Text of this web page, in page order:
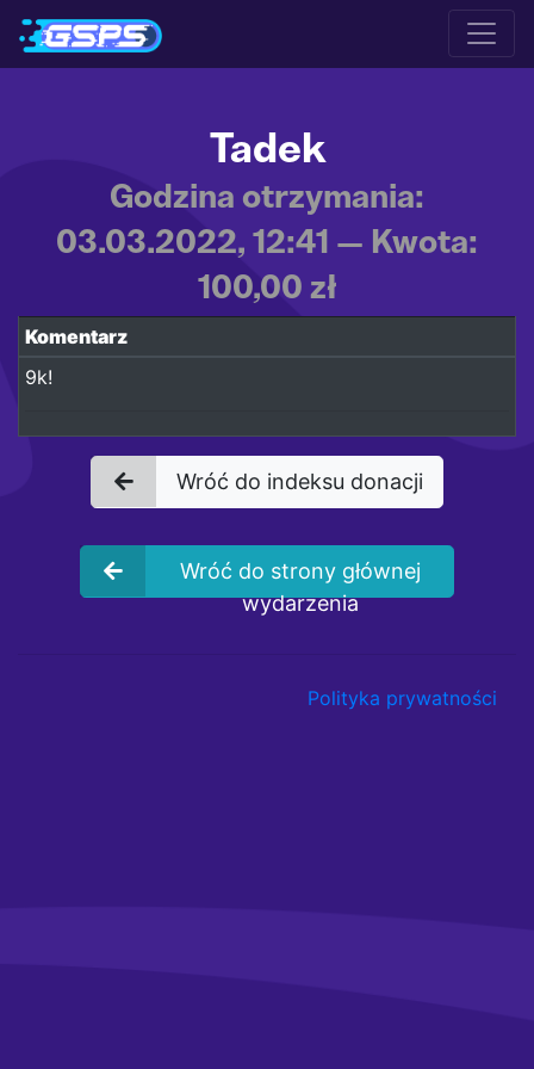
Tadek
Godzina otrzymania:
03.03.2022, 12:41 — Kwota:
100,00 zł
Komentarz
9k!
Wróć do indeksu donacji
Wróć do strony głównej
wydarzenia
Polityka prywatności